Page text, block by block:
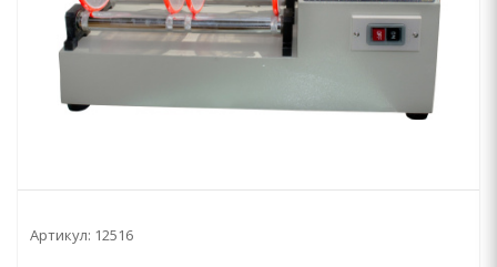
Артикул: 12516